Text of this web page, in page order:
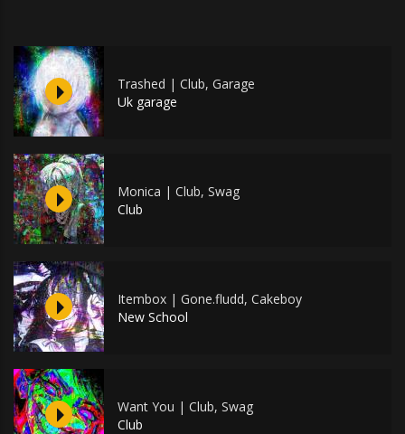
Trashed | Club, Garage
Uk garage
Monica | Club, Swag
Club
Itembox | Gone.fludd, Cakeboy
New School
Want You | Club, Swag
Club